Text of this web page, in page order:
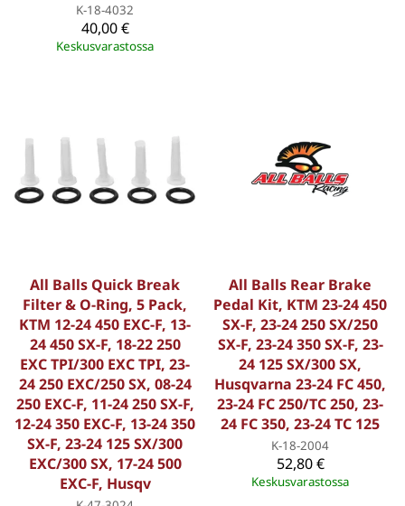
K-18-4032
40,00 €
Keskusvarastossa
All Balls Quick Break
Filter & O-Ring, 5 Pack,
KTM 12-24 450 EXC-F, 13-
24 450 SX-F, 18-22 250
EXC TPI/300 EXC TPI, 23-
24 250 EXC/250 SX, 08-24
250 EXC-F, 11-24 250 SX-F,
12-24 350 EXC-F, 13-24 350
SX-F, 23-24 125 SX/300
EXC/300 SX, 17-24 500
EXC-F, Husqv
All Balls Rear Brake
Pedal Kit, KTM 23-24 450
SX-F, 23-24 250 SX/250
SX-F, 23-24 350 SX-F, 23-
24 125 SX/300 SX,
Husqvarna 23-24 FC 450,
23-24 FC 250/TC 250, 23-
24 FC 350, 23-24 TC 125
K-18-2004
52,80 €
Keskusvarastossa